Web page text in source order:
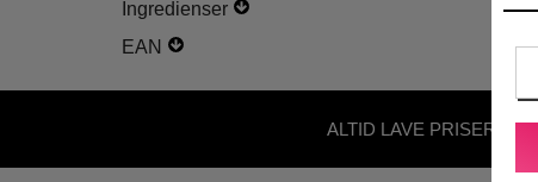
Ingredienser
EAN
ALTID LAVE PRISER -